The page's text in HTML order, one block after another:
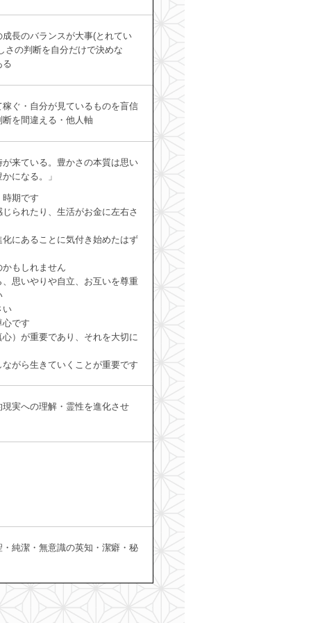
長のバランスが大事(とれてい
さの判断を自分だけで決めな
る
ぐ・自分が見ているものを盲信
を間違える・他人軸
来ている。豊かさの本質は思い
になる。」
期です
られたり、生活がお金に左右さ
にあることに気付き始めたはず
もしれません
思いやりや自立、お互いを尊重
い
心です
）が重要であり、それを大切に
がら生きていくことが重要です
実への理解・霊性を進化させ
純潔・無意識の英知・潔癖・秘